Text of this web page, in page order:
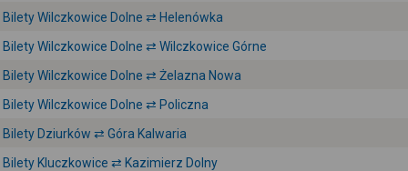
Bilety Wilczkowice Dolne ⇄ Helenówka
Bilety Wilczkowice Dolne ⇄ Wilczkowice Górne
Bilety Wilczkowice Dolne ⇄ Żelazna Nowa
Bilety Wilczkowice Dolne ⇄ Policzna
Bilety Dziurków ⇄ Góra Kalwaria
Bilety Kluczkowice ⇄ Kazimierz Dolny